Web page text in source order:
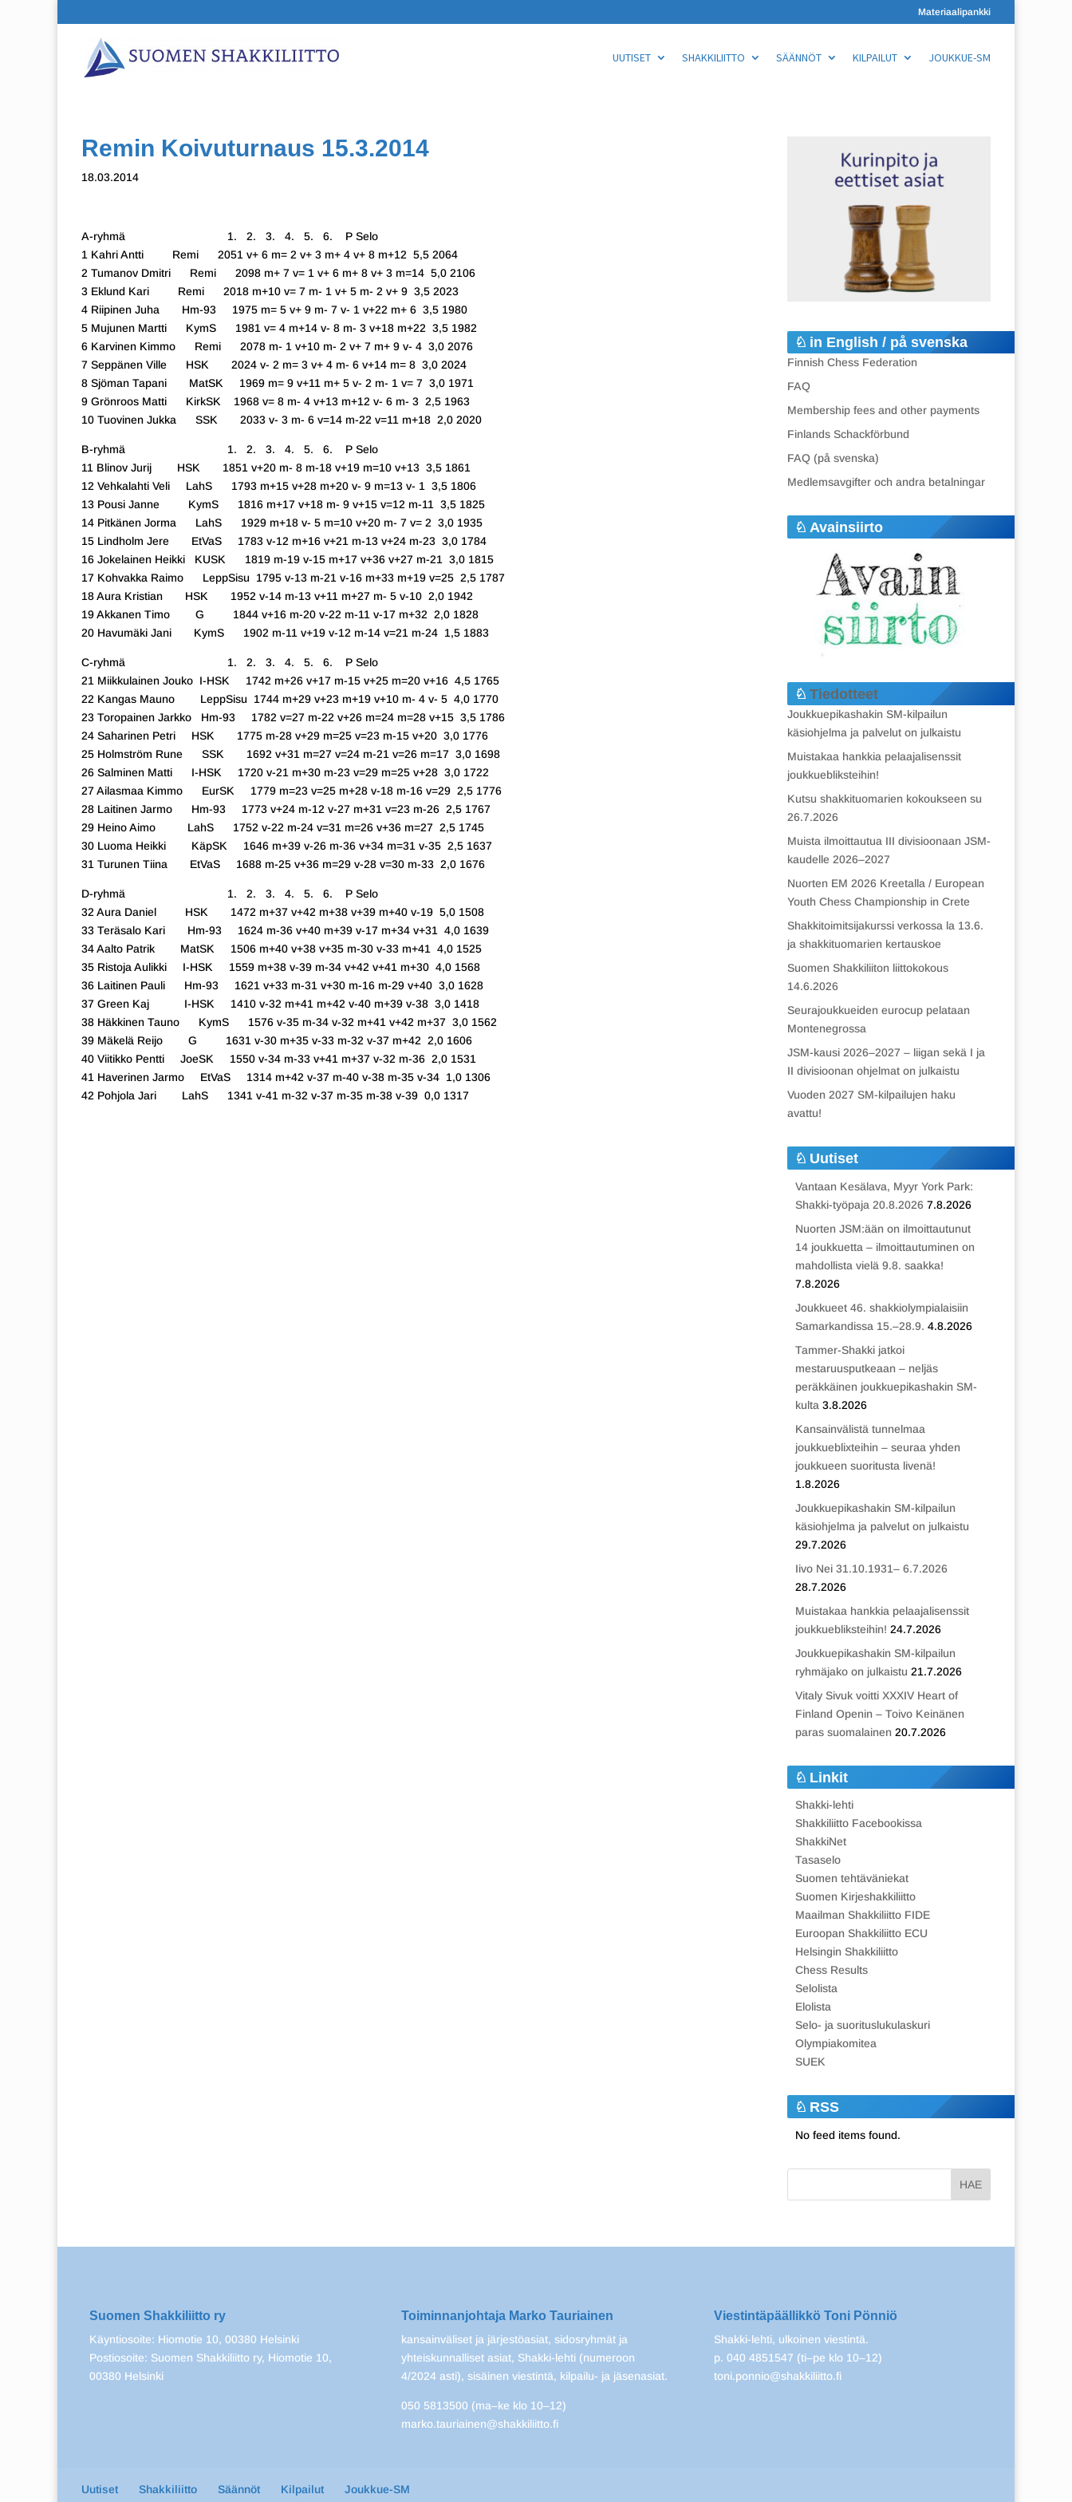
Materiaalipankki
UUTISET SHAKKILIITTO SÄÄNNÖT KILPAILUT JOUKKUE-SM
Remin Koivuturnaus 15.3.2014
18.03.2014
A-ryhmä 1. 2. 3. 4. 5. 6. P Selo
1 Kahri Antti Remi 2051 v+ 6 m= 2 v+ 3 m+ 4 v+ 8 m+12 5,5 2064
2 Tumanov Dmitri Remi 2098 m+ 7 v= 1 v+ 6 m+ 8 v+ 3 m=14 5,0 2106
3 Eklund Kari Remi 2018 m+10 v= 7 m- 1 v+ 5 m- 2 v+ 9 3,5 2023
4 Riipinen Juha Hm-93 1975 m= 5 v+ 9 m- 7 v- 1 v+22 m+ 6 3,5 1980
5 Mujunen Martti KymS 1981 v= 4 m+14 v- 8 m- 3 v+18 m+22 3,5 1982
6 Karvinen Kimmo Remi 2078 m- 1 v+10 m- 2 v+ 7 m+ 9 v- 4 3,0 2076
7 Seppänen Ville HSK 2024 v- 2 m= 3 v+ 4 m- 6 v+14 m= 8 3,0 2024
8 Sjöman Tapani MatSK 1969 m= 9 v+11 m+ 5 v- 2 m- 1 v= 7 3,0 1971
9 Grönroos Matti KirkSK 1968 v= 8 m- 4 v+13 m+12 v- 6 m- 3 2,5 1963
10 Tuovinen Jukka SSK 2033 v- 3 m- 6 v=14 m-22 v=11 m+18 2,0 2020
B-ryhmä 1. 2. 3. 4. 5. 6. P Selo
11 Blinov Jurij HSK 1851 v+20 m- 8 m-18 v+19 m=10 v+13 3,5 1861
12 Vehkalahti Veli LahS 1793 m+15 v+28 m+20 v- 9 m=13 v- 1 3,5 1806
13 Pousi Janne KymS 1816 m+17 v+18 m- 9 v+15 v=12 m-11 3,5 1825
14 Pitkänen Jorma LahS 1929 m+18 v- 5 m=10 v+20 m- 7 v= 2 3,0 1935
15 Lindholm Jere EtVaS 1783 v-12 m+16 v+21 m-13 v+24 m-23 3,0 1784
16 Jokelainen Heikki KUSK 1819 m-19 v-15 m+17 v+36 v+27 m-21 3,0 1815
17 Kohvakka Raimo LeppSisu 1795 v-13 m-21 v-16 m+33 m+19 v=25 2,5 1787
18 Aura Kristian HSK 1952 v-14 m-13 v+11 m+27 m- 5 v-10 2,0 1942
19 Akkanen Timo G 1844 v+16 m-20 v-22 m-11 v-17 m+32 2,0 1828
20 Havumäki Jani KymS 1902 m-11 v+19 v-12 m-14 v=21 m-24 1,5 1883
C-ryhmä 1. 2. 3. 4. 5. 6. P Selo
21 Miikkulainen Jouko I-HSK 1742 m+26 v+17 m-15 v+25 m=20 v+16 4,5 1765
22 Kangas Mauno LeppSisu 1744 m+29 v+23 m+19 v+10 m- 4 v- 5 4,0 1770
23 Toropainen Jarkko Hm-93 1782 v=27 m-22 v+26 m=24 m=28 v+15 3,5 1786
24 Saharinen Petri HSK 1775 m-28 v+29 m=25 v=23 m-15 v+20 3,0 1776
25 Holmström Rune SSK 1692 v+31 m=27 v=24 m-21 v=26 m=17 3,0 1698
26 Salminen Matti I-HSK 1720 v-21 m+30 m-23 v=29 m=25 v+28 3,0 1722
27 Ailasmaa Kimmo EurSK 1779 m=23 v=25 m+28 v-18 m-16 v=29 2,5 1776
28 Laitinen Jarmo Hm-93 1773 v+24 m-12 v-27 m+31 v=23 m-26 2,5 1767
29 Heino Aimo LahS 1752 v-22 m-24 v=31 m=26 v+36 m=27 2,5 1745
30 Luoma Heikki KäpSK 1646 m+39 v-26 m-36 v+34 m=31 v-35 2,5 1637
31 Turunen Tiina EtVaS 1688 m-25 v+36 m=29 v-28 v=30 m-33 2,0 1676
D-ryhmä 1. 2. 3. 4. 5. 6. P Selo
32 Aura Daniel HSK 1472 m+37 v+42 m+38 v+39 m+40 v-19 5,0 1508
33 Teräsalo Kari Hm-93 1624 m-36 v+40 m+39 v-17 m+34 v+31 4,0 1639
34 Aalto Patrik MatSK 1506 m+40 v+38 v+35 m-30 v-33 m+41 4,0 1525
35 Ristoja Aulikki I-HSK 1559 m+38 v-39 m-34 v+42 v+41 m+30 4,0 1568
36 Laitinen Pauli Hm-93 1621 v+33 m-31 v+30 m-16 m-29 v+40 3,0 1628
37 Green Kaj I-HSK 1410 v-32 m+41 m+42 v-40 m+39 v-38 3,0 1418
38 Häkkinen Tauno KymS 1576 v-35 m-34 v-32 m+41 v+42 m+37 3,0 1562
39 Mäkelä Reijo G 1631 v-30 m+35 v-33 m-32 v-37 m+42 2,0 1606
40 Viitikko Pentti JoeSK 1550 v-34 m-33 v+41 m+37 v-32 m-36 2,0 1531
41 Haverinen Jarmo EtVaS 1314 m+42 v-37 m-40 v-38 m-35 v-34 1,0 1306
42 Pohjola Jari LahS 1341 v-41 m-32 v-37 m-35 m-38 v-39 0,0 1317
in English / på svenska
Finnish Chess Federation
FAQ
Membership fees and other payments
Finlands Schackförbund
FAQ (på svenska)
Medlemsavgifter och andra betalningar
Avainsiirto
Tiedotteet
Joukkuepikashakin SM-kilpailun
käsiohjelma ja palvelut on julkaistu
Muistakaa hankkia pelaajalisenssit
joukkuebliksteihin!
Kutsu shakkituomarien kokoukseen su
26.7.2026
Muista ilmoittautua III divisioonaan JSM-
kaudelle 2026–2027
Nuorten EM 2026 Kreetalla / European
Youth Chess Championship in Crete
Shakkitoimitsijakurssi verkossa la 13.6.
ja shakkituomarien kertauskoe
Suomen Shakkiliiton liittokokous
14.6.2026
Seurajoukkueiden eurocup pelataan
Montenegrossa
JSM-kausi 2026–2027 – liigan sekä I ja
II divisioonan ohjelmat on julkaistu
Vuoden 2027 SM-kilpailujen haku
avattu!
Uutiset
Vantaan Kesälava, Myyr York Park:
Shakki-työpaja 20.8.2026 7.8.2026
Nuorten JSM:ään on ilmoittautunut
14 joukkuetta – ilmoittautuminen on
mahdollista vielä 9.8. saakka!
7.8.2026
Joukkueet 46. shakkiolympialaisiin
Samarkandissa 15.–28.9. 4.8.2026
Tammer-Shakki jatkoi
mestaruusputkeaan – neljäs
peräkkäinen joukkuepikashakin SM-
kulta 3.8.2026
Kansainvälistä tunnelmaa
joukkueblixteihin – seuraa yhden
joukkueen suoritusta livenä!
1.8.2026
Joukkuepikashakin SM-kilpailun
käsiohjelma ja palvelut on julkaistu
29.7.2026
Iivo Nei 31.10.1931– 6.7.2026
28.7.2026
Muistakaa hankkia pelaajalisenssit
joukkuebliksteihin! 24.7.2026
Joukkuepikashakin SM-kilpailun
ryhmäjako on julkaistu 21.7.2026
Vitaly Sivuk voitti XXXIV Heart of
Finland Openin – Toivo Keinänen
paras suomalainen 20.7.2026
Linkit
Shakki-lehti
Shakkiliitto Facebookissa
ShakkiNet
Tasaselo
Suomen tehtäväniekat
Suomen Kirjeshakkiliitto
Maailman Shakkiliitto FIDE
Euroopan Shakkiliitto ECU
Helsingin Shakkiliitto
Chess Results
Selolista
Elolista
Selo- ja suorituslukulaskuri
Olympiakomitea
SUEK
RSS
No feed items found.
Suomen Shakkiliitto ry
Käyntiosoite: Hiomotie 10, 00380 Helsinki
Postiosoite: Suomen Shakkiliitto ry, Hiomotie 10,
00380 Helsinki
Toiminnanjohtaja Marko Tauriainen
kansainväliset ja järjestöasiat, sidosryhmät ja
yhteiskunnalliset asiat, Shakki-lehti (numeroon
4/2024 asti), sisäinen viestintä, kilpailu- ja jäsenasiat.
050 5813500 (ma–ke klo 10–12)
marko.tauriainen@shakkiliitto.fi
Viestintäpäällikkö Toni Pönniö
Shakki-lehti, ulkoinen viestintä.
p. 040 4851547 (ti–pe klo 10–12)
toni.ponnio@shakkiliitto.fi
Uutiset Shakkiliitto Säännöt Kilpailut Joukkue-SM